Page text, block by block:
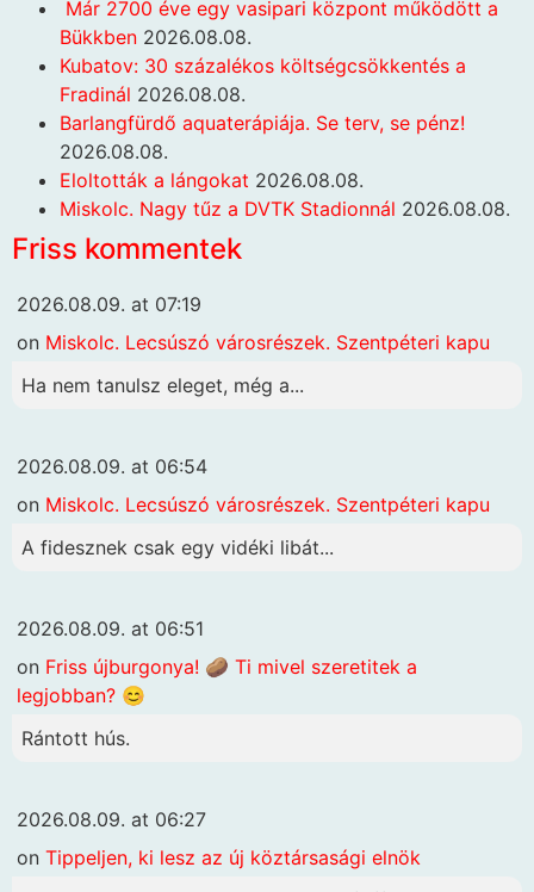
Már 2700 éve egy vasipari központ működött a
Bükkben 2026.08.08.
Kubatov: 30 százalékos költségcsökkentés a
Fradinál 2026.08.08.
Barlangfürdő aquaterápiája. Se terv, se pénz!
2026.08.08.
Eloltották a lángokat 2026.08.08.
Miskolc. Nagy tűz a DVTK Stadionnál 2026.08.08.
Friss kommentek
2026.08.09. at 07:19
on Miskolc. Lecsúszó városrészek. Szentpéteri kapu
Ha nem tanulsz eleget, még a...
2026.08.09. at 06:54
on Miskolc. Lecsúszó városrészek. Szentpéteri kapu
A fidesznek csak egy vidéki libát...
2026.08.09. at 06:51
on Friss újburgonya! 🥔 Ti mivel szeretitek a
legjobban? 😊
Rántott hús.
2026.08.09. at 06:27
on Tippeljen, ki lesz az új köztársasági elnök